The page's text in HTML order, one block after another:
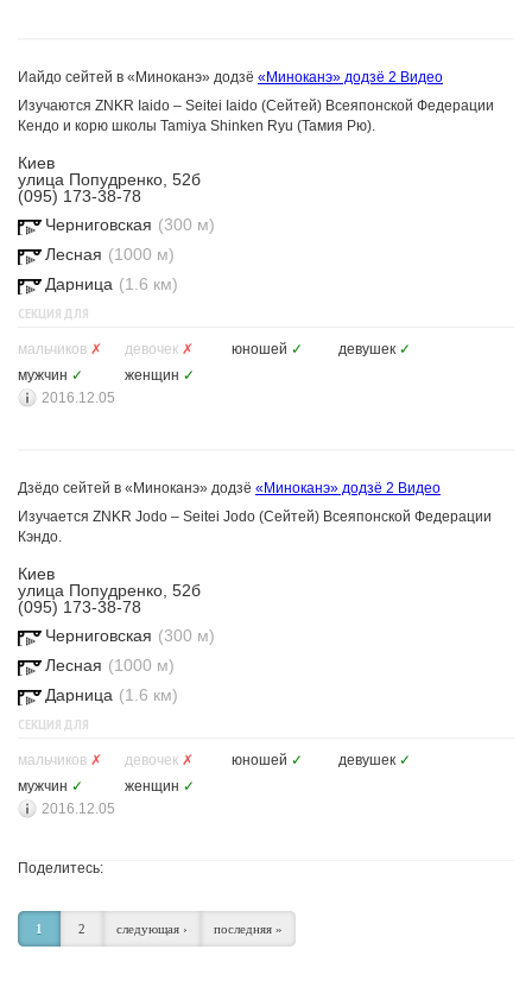
Иайдо сейтей в «Миноканэ» додзё «Миноканэ» додзё 2 Видео
Изучаются ZNKR Iaido – Seitei Iaido (Сейтей) Всеяпонской Федерации
Кендо и корю школы Tamiya Shinken Ryu (Тамия Рю).
Киев
улица Попудренко, 52б
(095) 173-38-78
Черниговская (300 м)
Лесная (1000 м)
Дарница (1.6 км)
СЕКЦИЯ ДЛЯ
мальчиков ✗ девочек ✗ юношей ✓ девушек ✓
мужчин ✓ женщин ✓
2016.12.05
Дзёдо сейтей в «Миноканэ» додзё «Миноканэ» додзё 2 Видео
Изучается ZNKR Jodo – Seitei Jodo (Сейтей) Всеяпонской Федерации
Кэндо.
Киев
улица Попудренко, 52б
(095) 173-38-78
Черниговская (300 м)
Лесная (1000 м)
Дарница (1.6 км)
СЕКЦИЯ ДЛЯ
мальчиков ✗ девочек ✗ юношей ✓ девушек ✓
мужчин ✓ женщин ✓
2016.12.05
Поделитесь:
1 2 следующая › последняя »